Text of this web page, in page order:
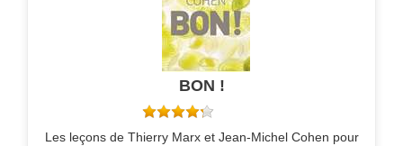
BON !
Les leçons de Thierry Marx et Jean-Michel Cohen pour